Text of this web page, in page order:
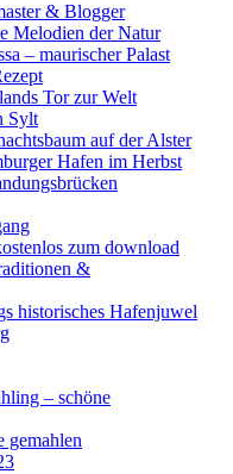
& Blogger
Melodien der Natur
– maurischer Palast
Tor zur Welt
Sylt
auf der Alster
Hafen im Herbst
zum download
&
historisches Hafenjuwel
– schöne
gemahlen